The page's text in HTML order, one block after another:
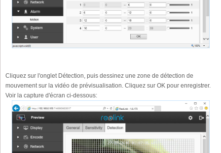
Cliquez sur l'onglet Détection, puis dessinez une zone de détection de
mouvement sur la vidéo de prévisualisation. Cliquez sur OK pour enregistrer.
Voir la capture d'écran ci-dessous: